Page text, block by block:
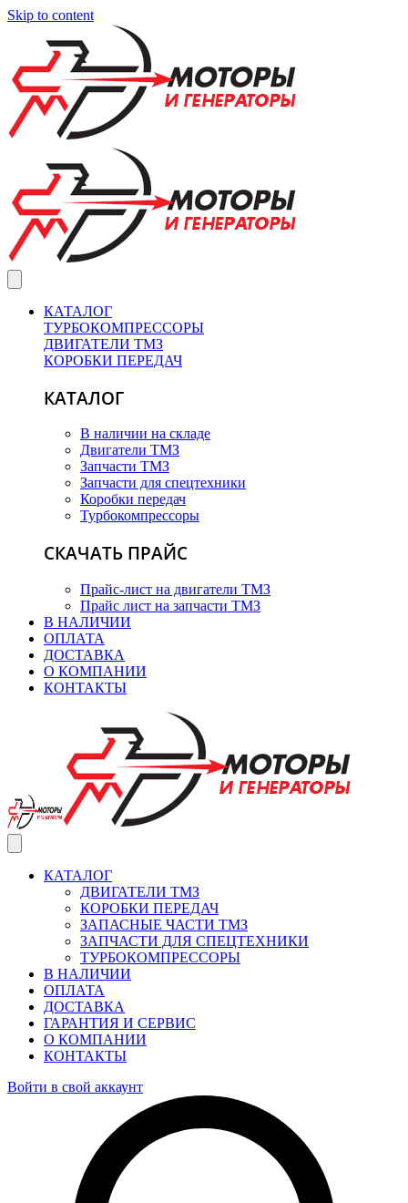
Skip to content
КАТАЛОГ
ТУРБОКОМПРЕССОРЫ
ДВИГАТЕЛИ ТМЗ
КОРОБКИ ПЕРЕДАЧ
КАТАЛОГ
В наличии на складе
Двигатели ТМЗ
Запчасти ТМЗ
Запчасти для спецтехники
Коробки передач
Турбокомпрессоры
СКАЧАТЬ ПРАЙС
Прайс-лист на двигатели ТМЗ
Прайс лист на запчасти ТМЗ
В НАЛИЧИИ
ОПЛАТА
ДОСТАВКА
О КОМПАНИИ
КОНТАКТЫ
КАТАЛОГ
ДВИГАТЕЛИ ТМЗ
КОРОБКИ ПЕРЕДАЧ
ЗАПАСНЫЕ ЧАСТИ ТМЗ
ЗАПЧАСТИ ДЛЯ СПЕЦТЕХНИКИ
ТУРБОКОМПРЕССОРЫ
В НАЛИЧИИ
ОПЛАТА
ДОСТАВКА
ГАРАНТИЯ И СЕРВИС
О КОМПАНИИ
КОНТАКТЫ
Войти в свой аккаунт